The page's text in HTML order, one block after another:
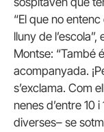
“El que no
lluny de l’escola”,
Montse: “També
acompanyada.
s’exclama. Com
nenes d’entre 10
diverses– se